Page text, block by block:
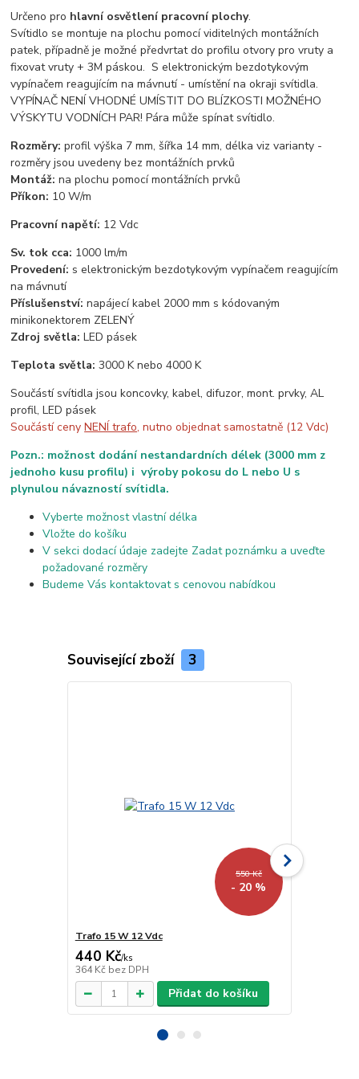
Určeno pro hlavní osvětlení pracovní plochy.
Svítidlo se montuje na plochu pomocí viditelných montážních
patek, případně je možné předvrtat do profilu otvory pro vruty a
fixovat vruty + 3M páskou. S elektronickým bezdotykovým
vypínačem reagujícím na mávnutí - umístění na okraji svítidla.
VYPÍNAČ NENÍ VHODNÉ UMÍSTIT DO BLÍZKOSTI MOŽNÉHO
VÝSKYTU VODNÍCH PAR! Pára může spínat svítidlo.
Rozměry: profil výška 7 mm, šířka 14 mm, délka viz varianty -
rozměry jsou uvedeny bez montážních prvků
Montáž:na plochu pomocí montážních prvků
Příkon: 10 W/m
Pracovní napětí: 12 Vdc
Sv. tok cca: 1000 lm/m
Provedení: s elektronickým bezdotykovým vypínačem reagujícím
na mávnutí
Příslušenství:napájecí kabel 2000 mm s kódovaným
minikonektorem ZELENÝ
Zdroj světla:LED pásek
Teplota světla:3000 K nebo 4000 K
Součástí svítidla jsou koncovky, kabel, difuzor, mont. prvky, AL
profil, LED pásek
Součástí cenyNENÍ trafo, nutno objednat samostatně (12 Vdc)
Pozn.: možnost dodání nestandardních délek (3000 mm z
jednoho kusu profilu) i výroby pokosu do L nebo U s
plynulou návazností svítidla.
Vyberte možnost vlastní délka
Vložte do košíku
V sekci dodací údaje zadejte Zadat poznámku a uveďte
požadované rozměry
Budeme Vás kontaktovat s cenovou nabídkou
Související zboží 3
550 Kč
- 20 %
Trafo 15 W 12 Vdc
440 Kč/ks
364 Kč bez DPH
Přidat do košíku